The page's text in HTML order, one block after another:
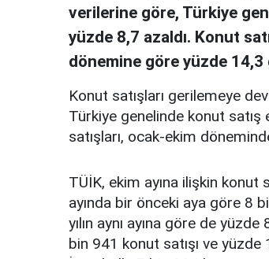
verilerine göre, Türkiye
yüzde 8,7 azaldı. Konut
dönemine göre yüzde 14,3
Konut satışları gerilemeye
Türkiye genelinde konut satış
satışları, ocak-ekim
TÜİK, ekim ayına ilişkin konut
ayında bir önceki aya göre 8
yılın aynı ayına göre de
bin 941 konut satışı ve yüzde